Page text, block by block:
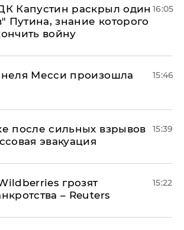
Капустин раскрыл один
Путина, знание которого
войну
16:05
Месси произошла
15:46
после сильных взрывов
эвакуация
15:39
грозят
– Reuters
15:22